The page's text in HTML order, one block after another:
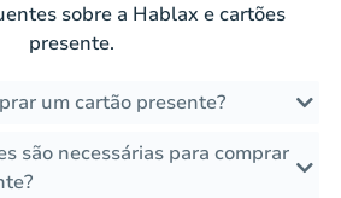
sobre a Hablax e cartões
presente.
um cartão presente?
são necessárias para comprar